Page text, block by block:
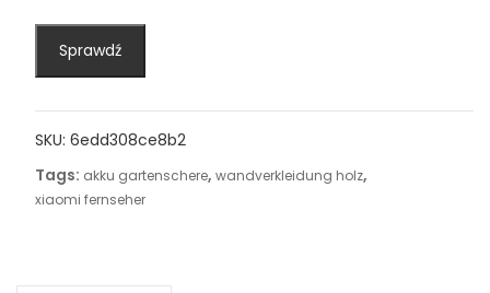
Sprawdź
SKU: 6edd308ce8b2
Tags: akku gartenschere, wandverkleidung holz,
xiaomi fernseher